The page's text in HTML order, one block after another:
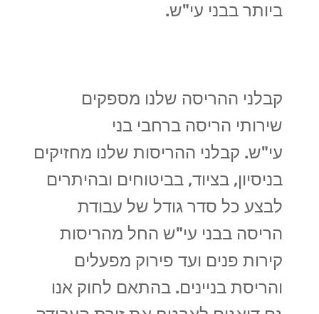
ביותר בבני עי"ש.
קבלני ההריסה שלנו מספקים
שירותי הריסה ברחבי בני
עי"ש. קבלני ההריסות שלנו מחזיקים
בניסיון, בציוד, בביטוחים ובהיתרים
לבצע כל סדר גודל של עבודת
הריסה בבני עי"ש החל מהריסות
קירות פנים ועד פירוק מפעלים
והריסת בניינים. בהתאם לחוק אנו